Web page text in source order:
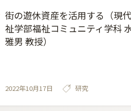
街の遊休資産を活用する（現
祉学部福祉コミュニティ学科
雅男 教授）
2022年10月17日 研究